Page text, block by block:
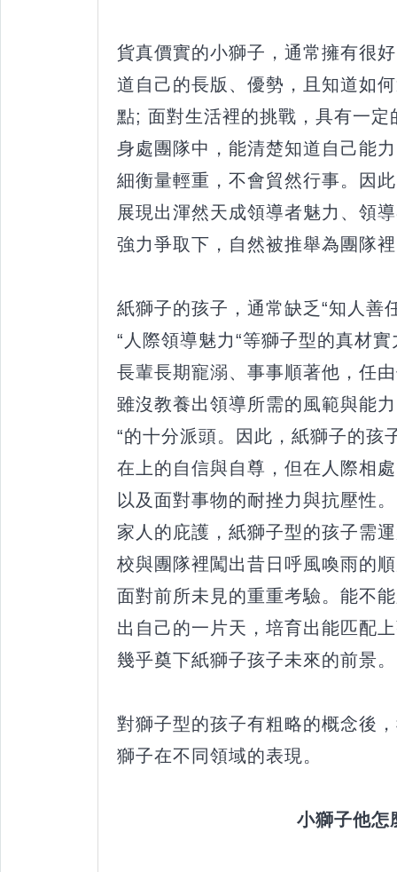
貨真價實的小獅子，通常擁有很
道自己的長版、優勢，且知道如
點; 面對生活裡的挑戰，具有一定
身處團隊中，能清楚知道自己能
細衡量輕重，不會貿然行事。因
展現出渾然天成領導者魅力、領
強力爭取下，自然被推舉為團隊
紙獅子的孩子，通常缺乏“知人善
“人際領導魅力“等獅子型的真材
長輩長期寵溺、事事順著他，任
雖沒教養出領導所需的風範與能
“的十分派頭。因此，紙獅子的孩
在上的自信與自尊，但在人際相
以及面對事物的耐挫力與抗壓性
家人的庇護，紙獅子型的孩子需
校與團隊裡闖出昔日呼風喚雨的
面對前所未見的重重考驗。能不
出自己的一片天，培育出能匹配
幾乎奠下紙獅子孩子未來的前景。
對獅子型的孩子有粗略的概念後
獅子在不同領域的表現。
小獅子他怎